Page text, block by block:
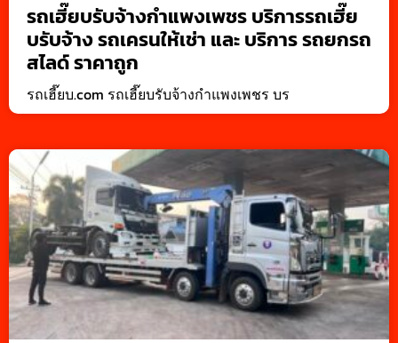
รถเฮี๊ยบรับจ้างกำแพงเพชร บริการรถเฮี๊ย
บรับจ้าง รถเครนให้เช่า และ บริการ รถยกรถ
สไลด์ ราคาถูก
รถเฮี๊ยบ.com รถเฮี๊ยบรับจ้างกำแพงเพชร บร